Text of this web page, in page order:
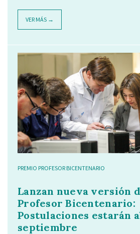
VER MÁS →
PREMIO PROFESOR BICENTENARIO
Lanzan nueva versión
Profesor Bicentenario:
Postulaciones estarán
septiembre